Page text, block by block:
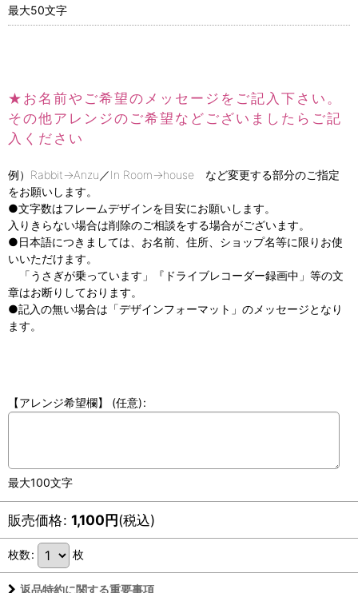
最大50文字
★お名前やご希望のメッセージをご記入下さい。
その他アレンジのご希望などございましたらご記
入ください
例）Rabbit→Anzu／In Room→house など変更する部分のご指定
をお願いします。
●文字数はフレームデザインを目安にお願いします。
入りきらない場合は削除のご相談をする場合がございます。
●日本語につきましては、お名前、住所、ショップ名等に限りお使
いいただけます。
「うさぎが乗っています」『ドライブレコーダー録画中」等の文
章はお断りしております。
●記入の無い場合は「デザインフォーマット」のメッセージとなり
ます。
【アレンジ希望欄】 (任意):
最大100文字
販売価格: 1,100円(税込)
枚数: 枚
返品特約に関する重要事項